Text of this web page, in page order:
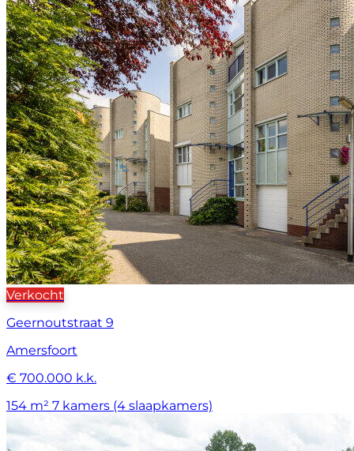
Verkocht
Geernoutstraat 9
Amersfoort
€ 700.000 k.k.
154 m² 7 kamers (4 slaapkamers)